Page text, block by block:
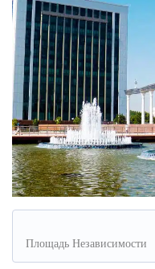
Площадь Независимости